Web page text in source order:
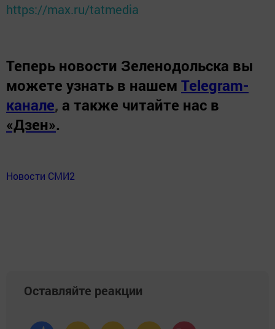
https://max.ru/tatmedia
Теперь новости Зеленодольска вы
можете узнать в нашем Telegram-
канале, а также читайте нас в
«Дзен».
Новости СМИ2
Оставляйте реакции